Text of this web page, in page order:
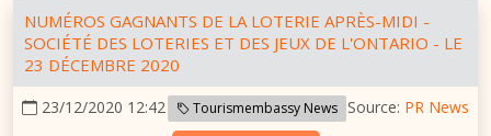
NUMÉROS GAGNANTS DE LA LOTERIE APRÈS-MIDI -
SOCIÉTÉ DES LOTERIES ET DES JEUX DE L'ONTARIO - LE
23 DÉCEMBRE 2020
23/12/2020 12:42 Tourismembassy News Source: PR News